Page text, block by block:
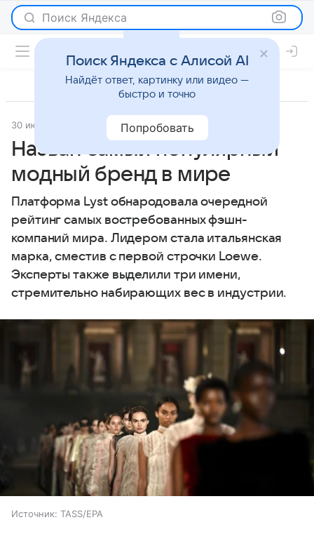
Поиск Яндекса
30 июля 2025 Новости
Назван самый популярный
модный бренд в мире
Платформа Lyst обнародовала очередной
рейтинг самых востребованных фэшн-
компаний мира. Лидером стала итальянская
марка, сместив с первой строчки Loewe.
Эксперты также выделили три имени,
стремительно набирающих вес в индустрии.
Источник: TASS/EPA
Поиск Яндекса с Алисой AI
Найдёт ответ, картинку или видео —
быстро и точно
Попробовать